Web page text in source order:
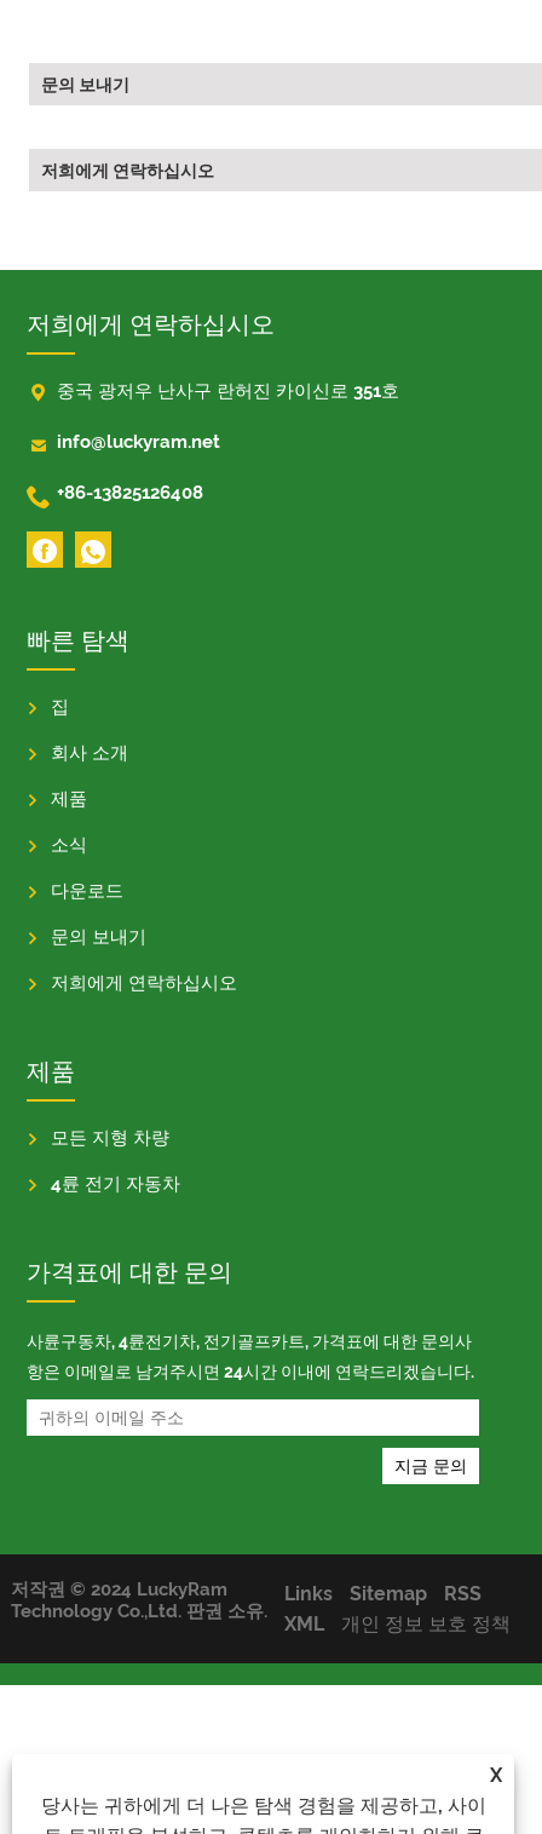
문의 보내기
저희에게 연락하십시오
X
당사는 귀하에게 더 나은 탐색 경험을 제공하고, 사이
저희에게 연락하십시오
 중국 광저우 난사구 란허진 카이신로 351호
 info@luckyram.net
 +86-13825126408
빠른 탐색
집
회사 소개
제품
소식
다운로드
문의 보내기
저희에게 연락하십시오
제품
모든 지형 차량
4륜 전기 자동차
가격표에 대한 문의
사륜구동차, 4륜전기차, 전기골프카트, 가격표에 대한 문의사
항은 이메일로 남겨주시면 24시간 이내에 연락드리겠습니다.
저작권 © 2024 LuckyRam
Technology Co.,Ltd. 판권 소유.
Links Sitemap
RSS
XML
개인 정보 보호 정책